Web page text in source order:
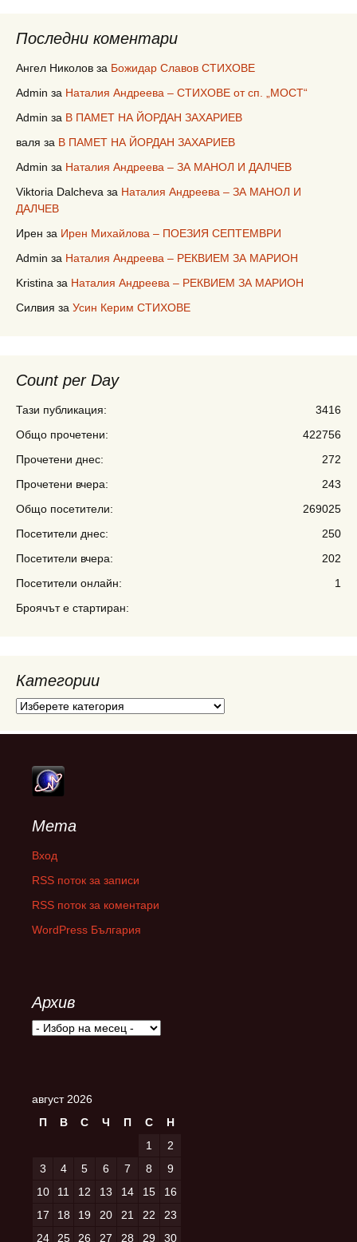
Последни коментари
Ангел Николов за Божидар Славов СТИХОВЕ
Admin за Наталия Андреева – СТИХОВЕ от сп. „МОСТ“
Admin за В ПАМЕТ НА ЙОРДАН ЗАХАРИЕВ
валя за В ПАМЕТ НА ЙОРДАН ЗАХАРИЕВ
Admin за Наталия Андреева – ЗА МАНОЛ И ДАЛЧЕВ
Viktoria Dalcheva за Наталия Андреева – ЗА МАНОЛ И
ДАЛЧЕВ
Ирен за Ирен Михайлова – ПОЕЗИЯ СЕПТЕМВРИ
Admin за Наталия Андреева – РЕКВИЕМ ЗА МАРИОН
Kristina за Наталия Андреева – РЕКВИЕМ ЗА МАРИОН
Силвия за Усин Керим СТИХОВЕ
Count per Day
3416
Тази публикация:
422756
Общо прочетени:
272
Прочетени днес:
243
Прочетени вчера:
269025
Общо посетители:
250
Посетители днес:
202
Посетители вчера:
1
Посетители онлайн:
Броячът е стартиран:
Категории
Категории
Мета
Вход
RSS поток за записи
RSS поток за коментари
WordPress България
Архив
Архив
август 2026
П
В С Ч П С
Н
1
2
3
4 5 6 7 8
9
10
11 12 13 14 15
16
17
18 19 20 21 22
23
24
25 26 27 28 29 30